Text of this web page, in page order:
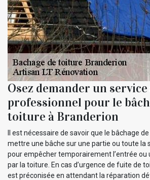
Osez demander un service
professionnel pour le
toiture à Branderion
Il est nécessaire de savoir que le bâchage
mettre une bâche sur une partie ou toute la
pour empêcher temporairement l’entrée ou
par la toiture. En cas d’urgence de fuite de
est préconisée en attendant la réparation